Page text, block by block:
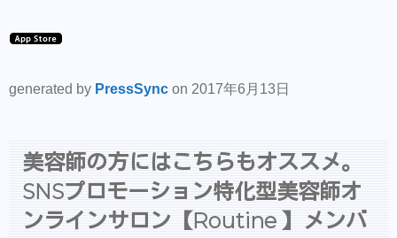
generated by PressSync on 2017年6月13日
美容師の方にはこちらもオススメ。
SNSプロモーション特化型美容師オ
ンラインサロン【Routine 】メンバ